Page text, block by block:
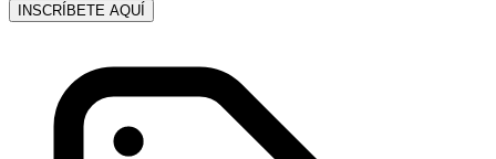
INSCRÍBETE AQUÍ